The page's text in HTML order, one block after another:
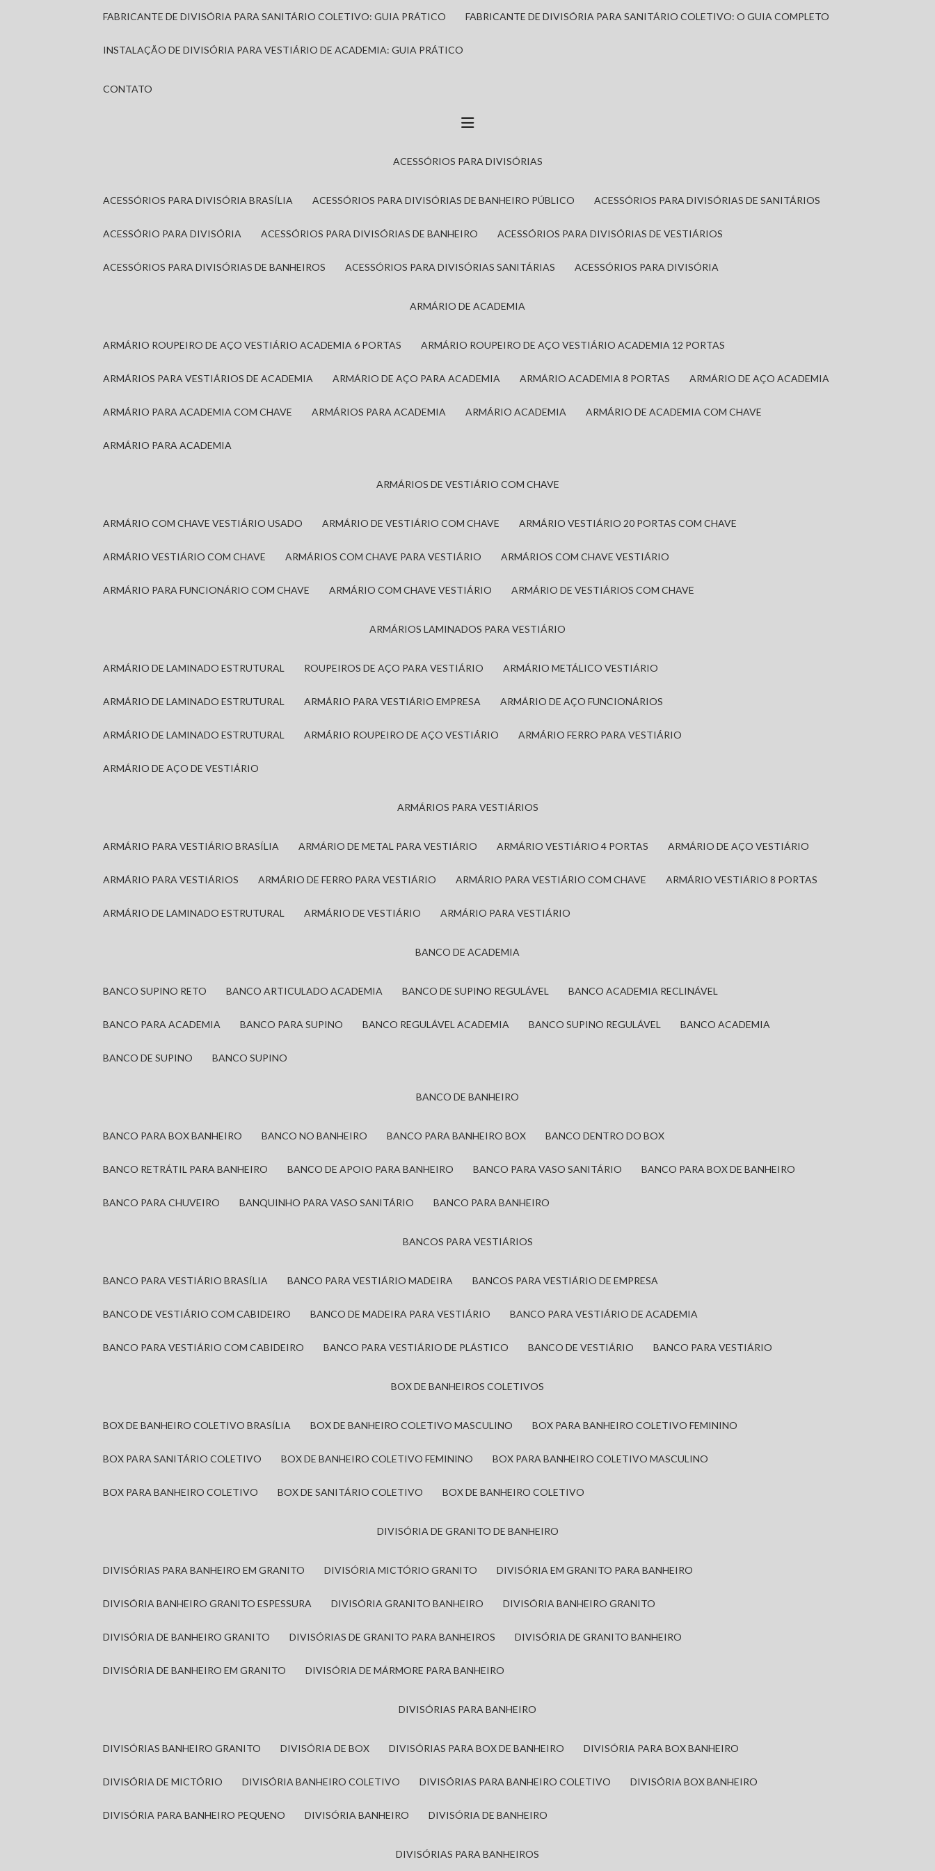
FABRICANTE DE DIVISÓRIA PARA SANITÁRIO COLETIVO: GUIA PRÁTICO FABRICANTE DE DIVISÓRIA PARA SANITÁRIO COLETIVO: O GUIA COMPLETO
INSTALAÇÃO DE DIVISÓRIA PARA VESTIÁRIO DE ACADEMIA: GUIA PRÁTICO
CONTATO
ACESSÓRIOS PARA DIVISÓRIAS
ACESSÓRIOS PARA DIVISÓRIA BRASÍLIA ACESSÓRIOS PARA DIVISÓRIAS DE BANHEIRO PÚBLICO ACESSÓRIOS PARA DIVISÓRIAS DE SANITÁRIOS
ACESSÓRIO PARA DIVISÓRIA ACESSÓRIOS PARA DIVISÓRIAS DE BANHEIRO ACESSÓRIOS PARA DIVISÓRIAS DE VESTIÁRIOS
ACESSÓRIOS PARA DIVISÓRIAS DE BANHEIROS ACESSÓRIOS PARA DIVISÓRIAS SANITÁRIAS ACESSÓRIOS PARA DIVISÓRIA
ARMÁRIO DE ACADEMIA
ARMÁRIO ROUPEIRO DE AÇO VESTIÁRIO ACADEMIA 6 PORTAS ARMÁRIO ROUPEIRO DE AÇO VESTIÁRIO ACADEMIA 12 PORTAS
ARMÁRIOS PARA VESTIÁRIOS DE ACADEMIA ARMÁRIO DE AÇO PARA ACADEMIA ARMÁRIO ACADEMIA 8 PORTAS ARMÁRIO DE AÇO ACADEMIA
ARMÁRIO PARA ACADEMIA COM CHAVE ARMÁRIOS PARA ACADEMIA ARMÁRIO ACADEMIA ARMÁRIO DE ACADEMIA COM CHAVE
ARMÁRIO PARA ACADEMIA
ARMÁRIOS DE VESTIÁRIO COM CHAVE
ARMÁRIO COM CHAVE VESTIÁRIO USADO ARMÁRIO DE VESTIÁRIO COM CHAVE ARMÁRIO VESTIÁRIO 20 PORTAS COM CHAVE
ARMÁRIO VESTIÁRIO COM CHAVE ARMÁRIOS COM CHAVE PARA VESTIÁRIO ARMÁRIOS COM CHAVE VESTIÁRIO
ARMÁRIO PARA FUNCIONÁRIO COM CHAVE ARMÁRIO COM CHAVE VESTIÁRIO ARMÁRIO DE VESTIÁRIOS COM CHAVE
ARMÁRIOS LAMINADOS PARA VESTIÁRIO
ARMÁRIO DE LAMINADO ESTRUTURAL ROUPEIROS DE AÇO PARA VESTIÁRIO ARMÁRIO METÁLICO VESTIÁRIO
ARMÁRIO DE LAMINADO ESTRUTURAL ARMÁRIO PARA VESTIÁRIO EMPRESA ARMÁRIO DE AÇO FUNCIONÁRIOS
ARMÁRIO DE LAMINADO ESTRUTURAL ARMÁRIO ROUPEIRO DE AÇO VESTIÁRIO ARMÁRIO FERRO PARA VESTIÁRIO
ARMÁRIO DE AÇO DE VESTIÁRIO
ARMÁRIOS PARA VESTIÁRIOS
ARMÁRIO PARA VESTIÁRIO BRASÍLIA ARMÁRIO DE METAL PARA VESTIÁRIO ARMÁRIO VESTIÁRIO 4 PORTAS ARMÁRIO DE AÇO VESTIÁRIO
ARMÁRIO PARA VESTIÁRIOS ARMÁRIO DE FERRO PARA VESTIÁRIO ARMÁRIO PARA VESTIÁRIO COM CHAVE ARMÁRIO VESTIÁRIO 8 PORTAS
ARMÁRIO DE LAMINADO ESTRUTURAL ARMÁRIO DE VESTIÁRIO ARMÁRIO PARA VESTIÁRIO
BANCO DE ACADEMIA
BANCO SUPINO RETO BANCO ARTICULADO ACADEMIA BANCO DE SUPINO REGULÁVEL BANCO ACADEMIA RECLINÁVEL
BANCO PARA ACADEMIA BANCO PARA SUPINO BANCO REGULÁVEL ACADEMIA BANCO SUPINO REGULÁVEL BANCO ACADEMIA
BANCO DE SUPINO BANCO SUPINO
BANCO DE BANHEIRO
BANCO PARA BOX BANHEIRO BANCO NO BANHEIRO BANCO PARA BANHEIRO BOX BANCO DENTRO DO BOX
BANCO RETRÁTIL PARA BANHEIRO BANCO DE APOIO PARA BANHEIRO BANCO PARA VASO SANITÁRIO BANCO PARA BOX DE BANHEIRO
BANCO PARA CHUVEIRO BANQUINHO PARA VASO SANITÁRIO BANCO PARA BANHEIRO
BANCOS PARA VESTIÁRIOS
BANCO PARA VESTIÁRIO BRASÍLIA BANCO PARA VESTIÁRIO MADEIRA BANCOS PARA VESTIÁRIO DE EMPRESA
BANCO DE VESTIÁRIO COM CABIDEIRO BANCO DE MADEIRA PARA VESTIÁRIO BANCO PARA VESTIÁRIO DE ACADEMIA
BANCO PARA VESTIÁRIO COM CABIDEIRO BANCO PARA VESTIÁRIO DE PLÁSTICO BANCO DE VESTIÁRIO BANCO PARA VESTIÁRIO
BOX DE BANHEIROS COLETIVOS
BOX DE BANHEIRO COLETIVO BRASÍLIA BOX DE BANHEIRO COLETIVO MASCULINO BOX PARA BANHEIRO COLETIVO FEMININO
BOX PARA SANITÁRIO COLETIVO BOX DE BANHEIRO COLETIVO FEMININO BOX PARA BANHEIRO COLETIVO MASCULINO
BOX PARA BANHEIRO COLETIVO BOX DE SANITÁRIO COLETIVO BOX DE BANHEIRO COLETIVO
DIVISÓRIA DE GRANITO DE BANHEIRO
DIVISÓRIAS PARA BANHEIRO EM GRANITO DIVISÓRIA MICTÓRIO GRANITO DIVISÓRIA EM GRANITO PARA BANHEIRO
DIVISÓRIA BANHEIRO GRANITO ESPESSURA DIVISÓRIA GRANITO BANHEIRO DIVISÓRIA BANHEIRO GRANITO
DIVISÓRIA DE BANHEIRO GRANITO DIVISÓRIAS DE GRANITO PARA BANHEIROS DIVISÓRIA DE GRANITO BANHEIRO
DIVISÓRIA DE BANHEIRO EM GRANITO DIVISÓRIA DE MÁRMORE PARA BANHEIRO
DIVISÓRIAS PARA BANHEIRO
DIVISÓRIAS BANHEIRO GRANITO DIVISÓRIA DE BOX DIVISÓRIAS PARA BOX DE BANHEIRO DIVISÓRIA PARA BOX BANHEIRO
DIVISÓRIA DE MICTÓRIO DIVISÓRIA BANHEIRO COLETIVO DIVISÓRIAS PARA BANHEIRO COLETIVO DIVISÓRIA BOX BANHEIRO
DIVISÓRIA PARA BANHEIRO PEQUENO DIVISÓRIA BANHEIRO DIVISÓRIA DE BANHEIRO
DIVISÓRIAS PARA BANHEIROS